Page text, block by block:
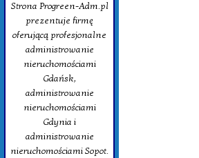
Strona Progreen-Adm.pl
prezentuje firmę
oferującą profesjonalne
administrowanie
nieruchomościami
Gdańsk,
administrowanie
nieruchomościami
Gdynia i
administrowanie
nieruchomościami Sopot.